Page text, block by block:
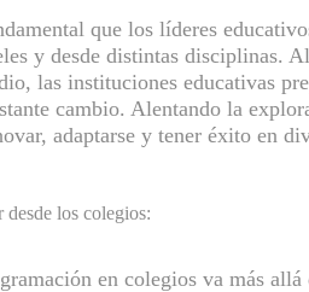
que los líderes
y desde distintas disciplinas.
las instituciones educativas
cambio. Alentando la
adaptarse y tener éxito en
desde los colegios:
en colegios va más